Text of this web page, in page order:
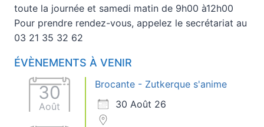
toute la journée et samedi matin de 9h00 à12h00
Pour prendre rendez-vous, appelez le secrétariat au
03 21 35 32 62
ÉVÈNEMENTS À VENIR
30
Août
Brocante - Zutkerque s'anime
30 Août 26